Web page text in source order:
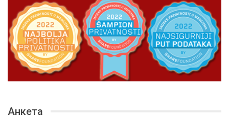
Анкета